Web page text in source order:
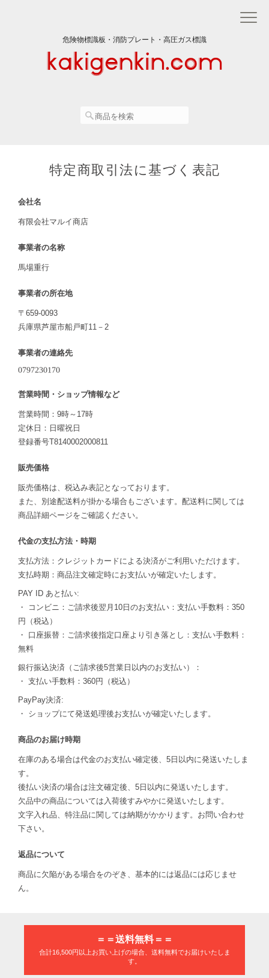
危険物標識板・消防プレート・高圧ガス標識
特定商取引法に基づく表記
会社名
有限会社マルイ商店
事業者の名称
馬場重行
事業者の所在地
〒659-0093
兵庫県芦屋市船戸町11－2
事業者の連絡先
営業時間・ショップ情報など
営業時間：9時～17時
定休日：日曜祝日
登録番号T8140002000811
販売価格
販売価格は、税込み表記となっております。
また、別途配送料が掛かる場合もございます。配送料に関しては
商品詳細ページをご確認ください。
代金の支払方法・時期
支払方法：クレジットカードによる決済がご利用いただけます。
支払時期：商品注文確定時にお支払いが確定いたします。
PAY ID あと払い:
・ コンビニ：ご請求後翌月10日のお支払い：支払い手数料：350
円（税込）
・ 口座振替：ご請求後指定口座より引き落とし：支払い手数料：
無料
銀行振込決済（ご請求後5営業日以内のお支払い）：
・ 支払い手数料：360円（税込）
PayPay決済:
・ ショップにて発送処理後お支払いが確定いたします。
商品のお届け時期
在庫のある場合は代金のお支払い確定後、5日以内に発送いたしま
す。
後払い決済の場合は注文確定後、5日以内に発送いたします。
欠品中の商品については入荷後すみやかに発送いたします。
文字入れ品、特注品に関しては納期がかかります。お問い合わせ
下さい。
返品について
商品に欠陥がある場合をのぞき、基本的には返品には応じませ
ん。
＝＝送料無料＝＝
合計16,500円以上お買い上げの場合、送料無料でお届けいたしま
す。